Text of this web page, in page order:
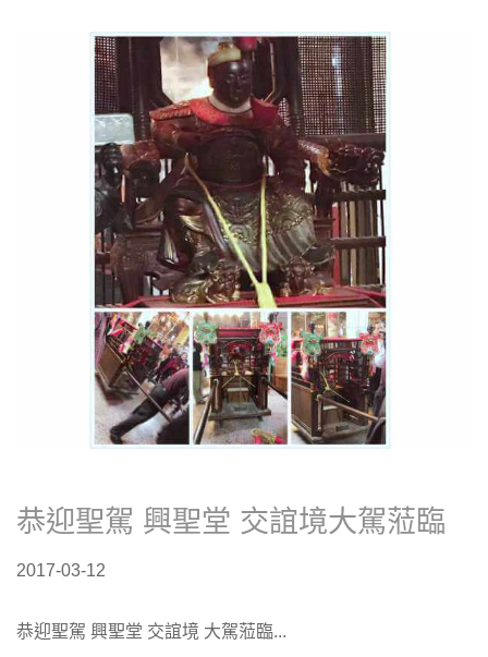
慶典活動
恭迎聖駕 興聖堂 交誼境大駕蒞臨
2017-03-12
恭迎聖駕 興聖堂 交誼境 大駕蒞臨...